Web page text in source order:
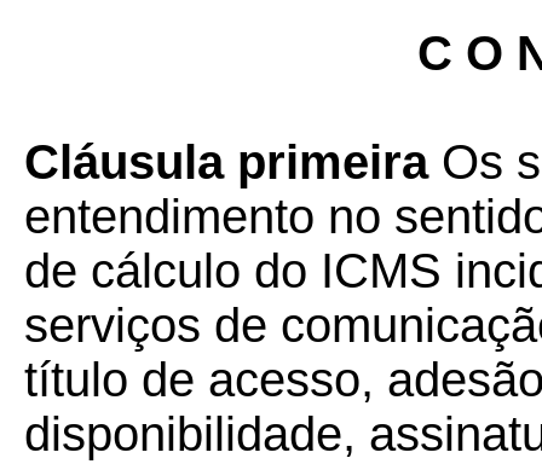
C O
Cláusula primeira Os
entendimento no
de cálculo do ICMS
serviços de
título de acesso,
disponibilidade,